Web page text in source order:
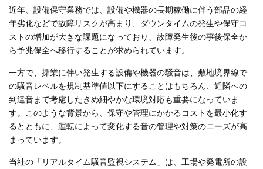
近年、設備保守業務では、設備や機器の長期稼働に伴う部品の経
年劣化などで故障リスクが高まり、ダウンタイムの発生や保守コ
ストの増加が大きな課題になっており、故障発生後の事後保全か
ら予兆保全へ移行することが求められています。
一方で、操業に伴い発生する設備や機器の騒音は、敷地境界線で
の騒音レベルを規制基準値以下にすることはもちろん、近隣への
到達音まで考慮したきめ細やかな環境対応も重要になっていま
す。このような背景から、保守や管理にかかるコストを最小化す
るとともに、運転によって変化する音の管理や対策のニーズが高
まっています。
当社の「リアルタイム騒音監視システム」は、工場や発電所の設